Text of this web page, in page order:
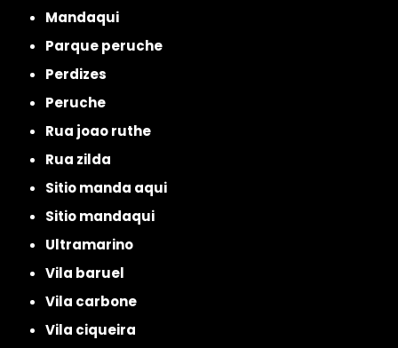
mandaqui
parque peruche
perdizes
peruche
rua joao ruthe
rua zilda
sitio manda aqui
sitio mandaqui
ultramarino
vila baruel
vila carbone
vila ciqueira